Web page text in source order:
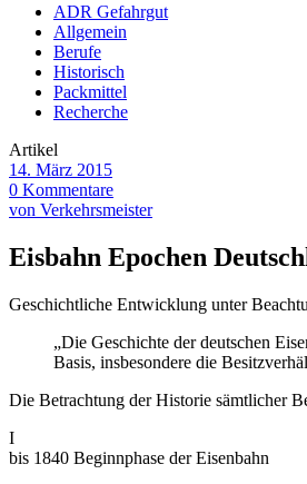
ADR Gefahrgut
Allgemein
Berufe
Historisch
Packmittel
Recherche
Artikel
14. März 2015
0 Kommentare
von Verkehrsmeister
Eisbahn Epochen
Geschichtliche Entwicklung unter
„Die Geschichte der deutschen
Basis, insbesondere die
Die Betrachtung der Historie sämtlicher
I
bis 1840 Beginnphase der Eisenbahn